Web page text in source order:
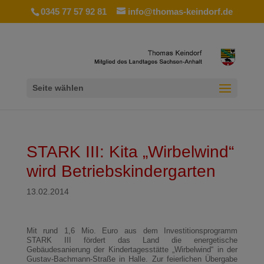
0345 77 57 92 81 info@thomas-keindorf.de
Seite wählen
STARK III: Kita „Wirbelwind“
wird Betriebskindergarten
13.02.2014
Mit rund 1,6 Mio. Euro aus dem Investitionsprogramm
STARK III fördert das Land die energetische
Gebäudesanierung der Kindertagesstätte „Wirbelwind“ in der
Gustav-Bachmann-Straße in Halle. Zur feierlichen Übergabe